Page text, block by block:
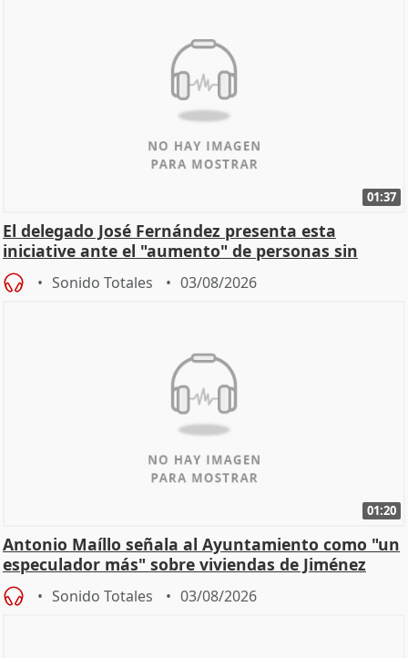
01:37
El delegado José Fernández presenta esta
iniciative ante el "aumento" de personas sin
hogar en Madri
Sonido Totales 03/08/2026
01:20
Antonio Maíllo señala al Ayuntamiento como "un
especulador más" sobre viviendas de Jiménez
Becerril
Sonido Totales 03/08/2026